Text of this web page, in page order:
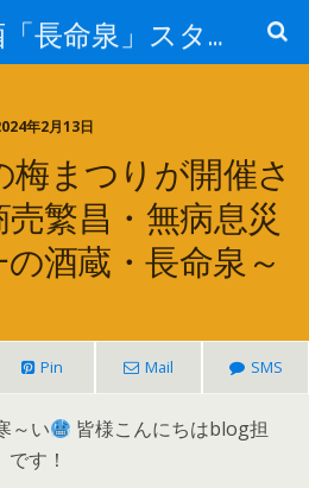
成田の地酒「長命泉」スタッフブログ
年2月13日
梅まつりが開催さ
繁昌・無病息災
酒蔵・長命泉～
Pin Mail SMS
～い
皆様こんにちはblog担
す！